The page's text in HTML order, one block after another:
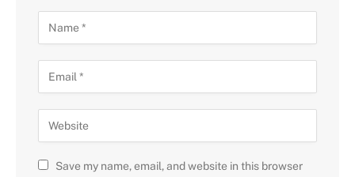
Save my name, email, and website in this browser